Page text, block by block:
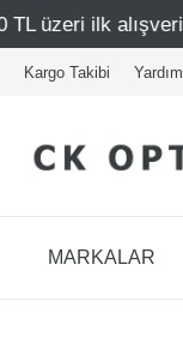
500 TL indirim
Kargo Takibi Yardım
MARKALAR